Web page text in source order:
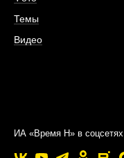
Темы
Видео
ИА «Время Н» в соцсетях